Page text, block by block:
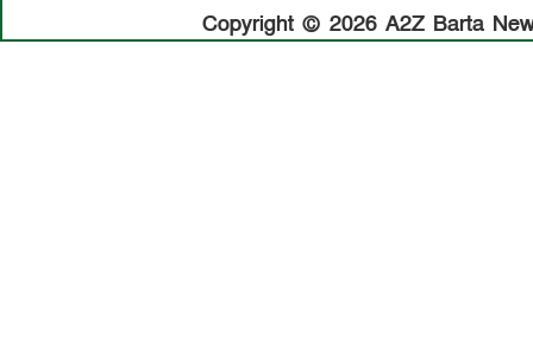
Copyright © 2026 A2Z Barta